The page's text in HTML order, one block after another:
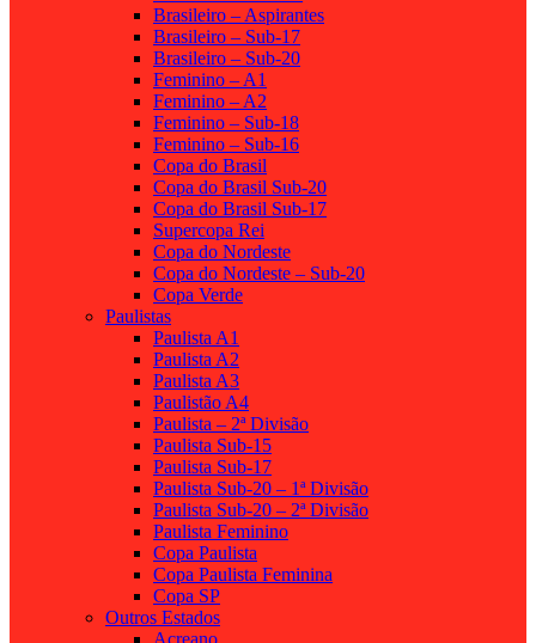
Brasileiro – Aspirantes
Brasileiro – Sub-17
Brasileiro – Sub-20
Feminino – A1
Feminino – A2
Feminino – Sub-18
Feminino – Sub-16
Copa do Brasil
Copa do Brasil Sub-20
Copa do Brasil Sub-17
Supercopa Rei
Copa do Nordeste
Copa do Nordeste – Sub-20
Copa Verde
Paulistas
Paulista A1
Paulista A2
Paulista A3
Paulistão A4
Paulista – 2ª Divisão
Paulista Sub-15
Paulista Sub-17
Paulista Sub-20 – 1ª Divisão
Paulista Sub-20 – 2ª Divisão
Paulista Feminino
Copa Paulista
Copa Paulista Feminina
Copa SP
Outros Estados
Acreano